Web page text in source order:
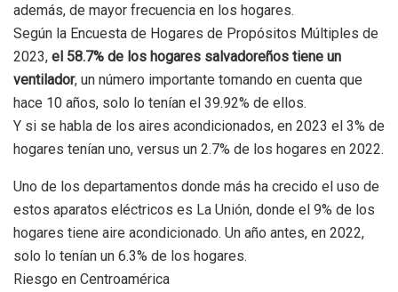
además, de mayor frecuencia en los hogares.
Según la Encuesta de Hogares de Propósitos Múltiples de
2023, el 58.7% de los hogares salvadoreños tiene un
ventilador, un número importante tomando en cuenta que
hace 10 años, solo lo tenían el 39.92% de ellos.
Y si se habla de los aires acondicionados, en 2023 el 3% de
hogares tenían uno, versus un 2.7% de los hogares en 2022.
Uno de los departamentos donde más ha crecido el uso de
estos aparatos eléctricos es La Unión, donde el 9% de los
hogares tiene aire acondicionado. Un año antes, en 2022,
solo lo tenían un 6.3% de los hogares.
Riesgo en Centroamérica